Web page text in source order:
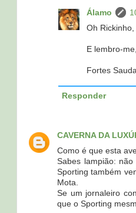
Álamo
Oh
E lembro-
Fortes
Responder
CAVERNA DA
Como é que esta
Sabes lampião:
Sporting também
Mota.
Se um jornaleiro
que o Sporting